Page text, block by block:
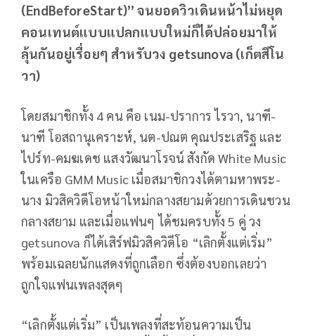
(EndBeforeStart)” จนยอดวิวเดินหน้าไม่หยุด
คอนเทนต์แบบแปลกแบบใหม่ก็ได้ปล่อยมาให้
ลุ้นกันอยู่เรื่อยๆ สำหรับวง getsunova (เก็ตสึโน
วา)
โดยสมาชิกทั้ง 4 คน คือ เนม-ปราการ ไรวา, นาฑี-
นาฑี โอสถานุเคราะห์, นต-ปณต คุณประเสริฐ และ
ไปร์ท-คมฆเดช แสงวัฒนาโรจน์ สังกัด White Music
ในเครือ GMM Music เมื่อสมาชิกวงได้ตามหาพระ-
นาง มิวสิควิดีโอหน้าใหม่กลางสยามด้วยการเดินชวน
กลางสยาม และเมื่อแฟนๆ ได้ชมครบทั้ง 5 คู่ วง
getsunova ก็ได้เสิร์ฟมิวสิควิดีโอ “เลิกตั้งแต่เริ่ม”
พร้อมเฉลยนักแสดงที่ถูกเลือก ซึ่งต้องบอกเลยว่า
ถูกใจแฟนเพลงสุดๆ
“เลิกตั้งแต่เริ่ม” เป็นเพลงที่สะท้อนความเป็น